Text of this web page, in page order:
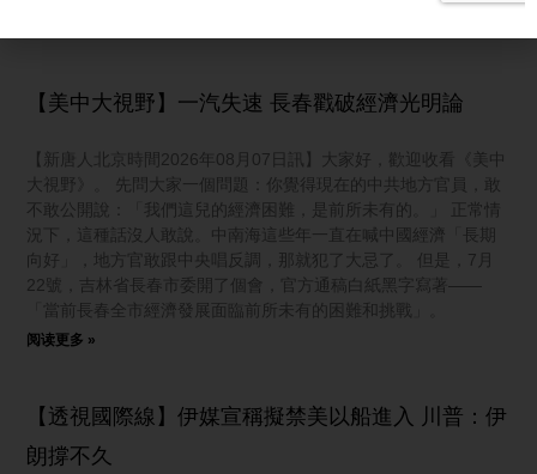
【美中大視野】一汽失速 長春戳破經濟光明論
【新唐人北京時間2026年08月07日訊】大家好，歡迎收看《美中
大視野》。 先問大家一個問題：你覺得現在的中共地方官員，敢
不敢公開說：「我們這兒的經濟困難，是前所未有的。」 正常情
況下，這種話沒人敢說。中南海這些年一直在喊中國經濟「長期
向好」，地方官敢跟中央唱反調，那就犯了大忌了。 但是，7月
22號，吉林省長春市委開了個會，官方通稿白紙黑字寫著——
「當前長春全市經濟發展面臨前所未有的困難和挑戰」。
阅读更多 »
【透視國際線】伊媒宣稱擬禁美以船進入 川普：伊
朗撐不久